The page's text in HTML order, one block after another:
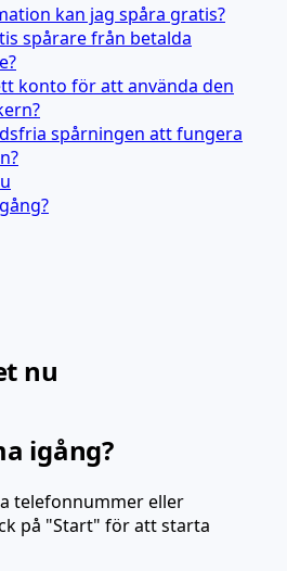
kan jag spåra gratis?
spårare från betalda
konto för att använda den
spårningen att fungera
nu
igång?
telefonnummer eller
på "Start" för att starta